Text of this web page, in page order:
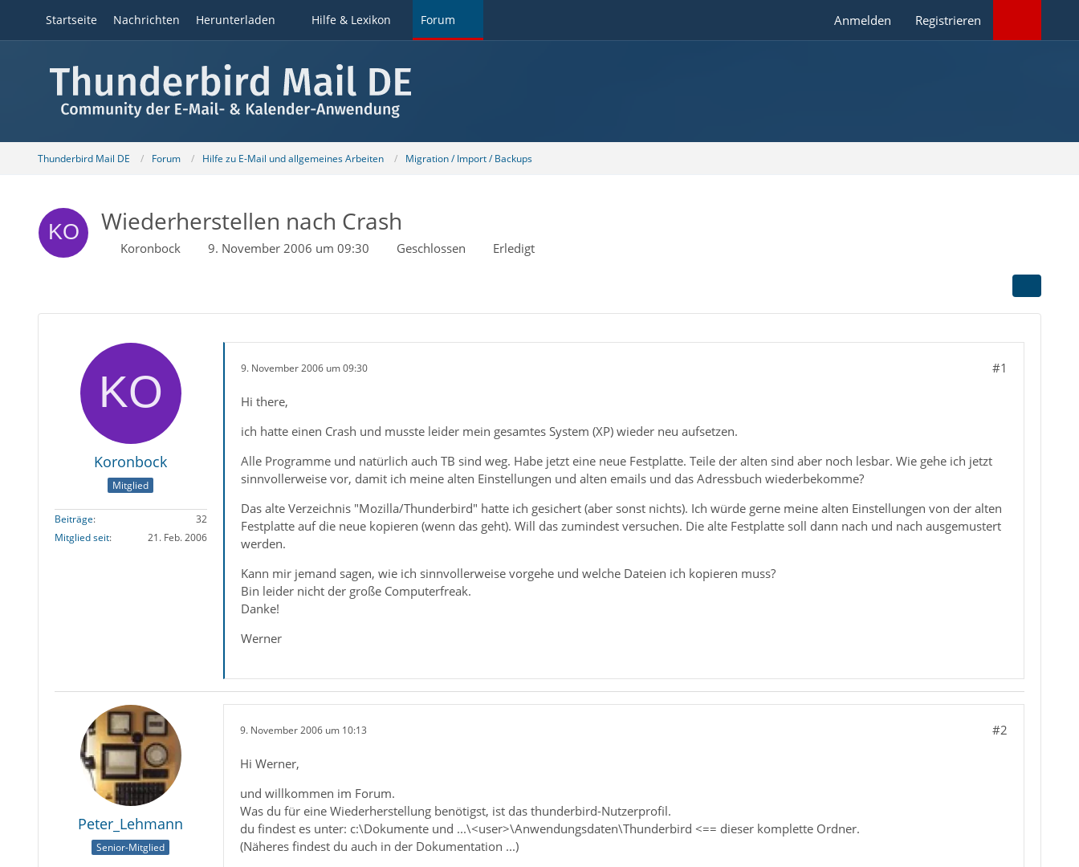
Startseite Nachrichten Herunterladen Hilfe & Lexikon Forum Anmelden Registrieren
Thunderbird Mail DE Forum Hilfe zu E-Mail und allgemeines Arbeiten Migration / Import / Backups
Wiederherstellen nach Crash
Koronbock 9. November 2006 um 09:30 Geschlossen Erledigt
Koronbock
Mitglied
Beiträge
32
Mitglied seit
21. Feb. 2006
9. November 2006 um 09:30 #1
Hi there,
ich hatte einen Crash und musste leider mein gesamtes System (XP) wieder neu aufsetzen.
Alle Programme und natürlich auch TB sind weg. Habe jetzt eine neue Festplatte. Teile der alten sind aber noch lesbar. Wie gehe ich jetzt
sinnvollerweise vor, damit ich meine alten Einstellungen und alten emails und das Adressbuch wiederbekomme?
Das alte Verzeichnis "Mozilla/Thunderbird" hatte ich gesichert (aber sonst nichts). Ich würde gerne meine alten Einstellungen von der alten
Festplatte auf die neue kopieren (wenn das geht). Will das zumindest versuchen. Die alte Festplatte soll dann nach und nach ausgemustert
werden.
Kann mir jemand sagen, wie ich sinnvollerweise vorgehe und welche Dateien ich kopieren muss?
Bin leider nicht der große Computerfreak.
Danke!
Werner
Peter_Lehmann
Senior-Mitglied
9. November 2006 um 10:13 #2
Hi Werner,
und willkommen im Forum.
Was du für eine Wiederherstellung benötigst, ist das thunderbird-Nutzerprofil.
du findest es unter: c:\Dokumente und ...\<user>\Anwendungsdaten\Thunderbird <== dieser komplette Ordner.
(Näheres findest du auch in der Dokumentation ...)